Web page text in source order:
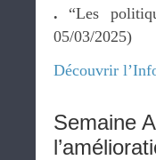
. “Les
05/03/2025)
Découvrir
Semaine